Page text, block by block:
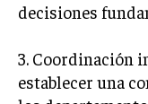
CULTURA
decisiones
3. Coordinación
establecer una